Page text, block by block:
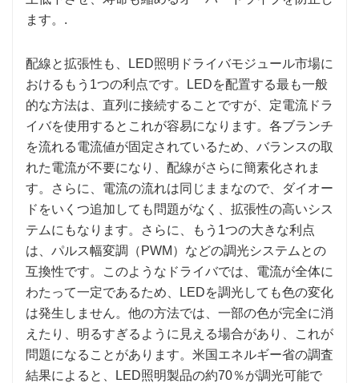
ます。.
配線と拡張性も、LED照明ドライバモジュール市場に
おけるもう1つの利点です。LEDを配置する最も一般
的な方法は、直列に接続することですが、定電流ドラ
イバを使用するとこれが容易になります。各ブランチ
を流れる電流値が固定されているため、バランスの取
れた電流が不要になり、配線がさらに簡素化されま
す。さらに、電流の流れは同じままなので、ダイオー
ドをいくつ追加しても問題がなく、拡張性の高いシス
テムにもなります。さらに、もう1つの大きな利点
は、パルス幅変調（PWM）などの調光システムとの
互換性です。このようなドライバでは、電流が全体に
わたって一定であるため、LEDを調光しても色の変化
は発生しません。他の方法では、一部の色が完全に消
えたり、明るすぎるように見える場合があり、これが
問題になることがあります。米国エネルギー省の調査
結果によると、LED照明製品の約70％が調光可能で